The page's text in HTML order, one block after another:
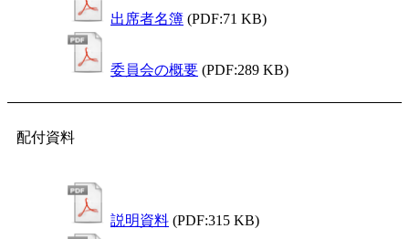
出席者名簿 (PDF:71 KB)
委員会の概要 (PDF:289 KB)
配付資料
説明資料 (PDF:315 KB)